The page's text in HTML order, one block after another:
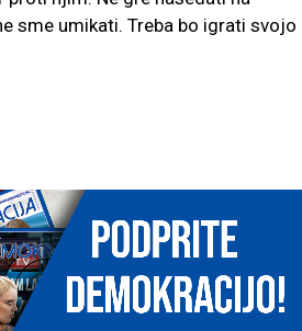
sme umikati. Treba bo igrati svojo